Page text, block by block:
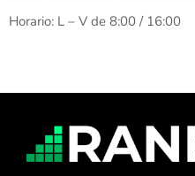
Horario: L – V de 8:00 / 16:00